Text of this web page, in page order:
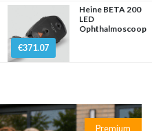
€371.07
Heine BETA 200
LED
Ophthalmoscoop
Premium